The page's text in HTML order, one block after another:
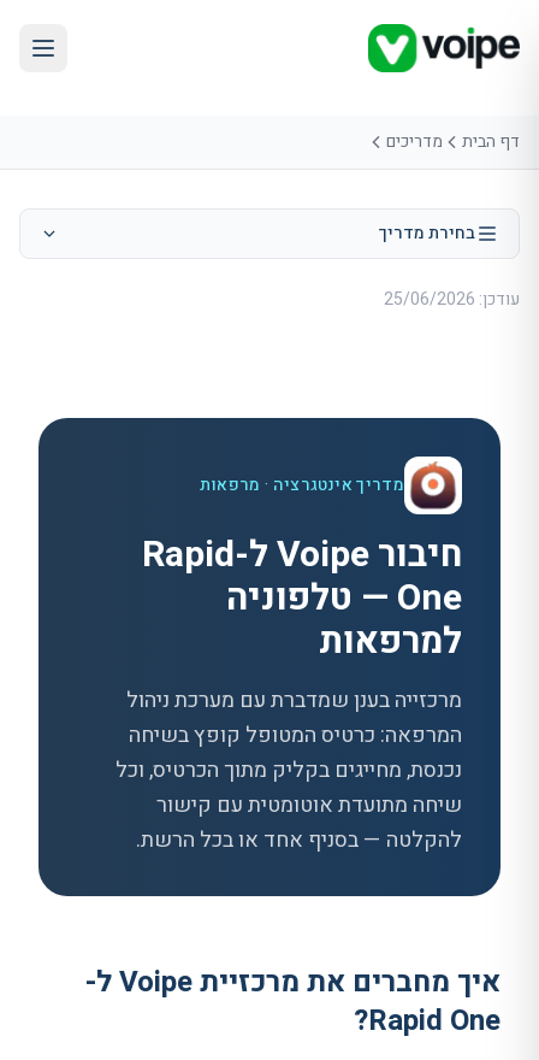
דף הבית מדריכים
בחירת מדריך
עודכן: 25/06/2026
מדריך אינטגרציה · מרפאות
חיבור Voipe ל-
Rapid
One — טלפוניה
למרפאות
מרכזייה בענן שמדברת עם מערכת ניהול
המרפאה: כרטיס המטופל קופץ בשיחה
נכנסת, מחייגים בקליק מתוך הכרטיס, וכל
שיחה מתועדת אוטומטית עם קישור
להקלטה — בסניף אחד או בכל הרשת.
איך מחברים את מרכזיית Voipe ל-
Rapid One
?